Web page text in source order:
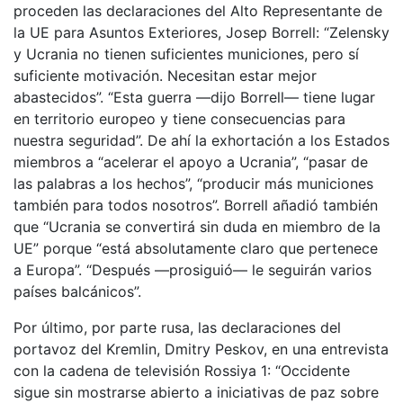
proceden las declaraciones del Alto Representante de
la UE para Asuntos Exteriores, Josep Borrell: “Zelensky
y Ucrania no tienen suficientes municiones, pero sí
suficiente motivación. Necesitan estar mejor
abastecidos”. “Esta guerra —dijo Borrell— tiene lugar
en territorio europeo y tiene consecuencias para
nuestra seguridad”. De ahí la exhortación a los Estados
miembros a “acelerar el apoyo a Ucrania”, “pasar de
las palabras a los hechos”, “producir más municiones
también para todos nosotros”. Borrell añadió también
que “Ucrania se convertirá sin duda en miembro de la
UE” porque “está absolutamente claro que pertenece
a Europa”. “Después —prosiguió— le seguirán varios
países balcánicos”.
Por último, por parte rusa, las declaraciones del
portavoz del Kremlin, Dmitry Peskov, en una entrevista
con la cadena de televisión Rossiya 1: “Occidente
sigue sin mostrarse abierto a iniciativas de paz sobre